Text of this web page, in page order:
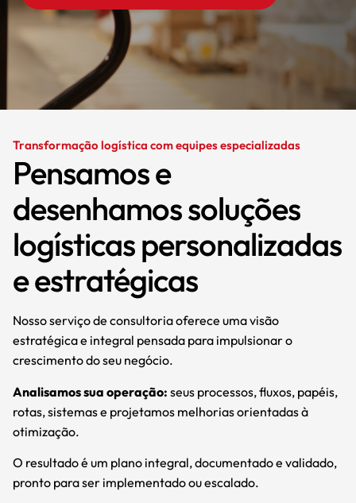
Transformação logística com equipes especializadas
Pensamos e
desenhamos soluções
logísticas personalizadas
e estratégicas
Nosso serviço de consultoria oferece uma visão
estratégica e integral pensada para impulsionar o
crescimento do seu negócio.
Analisamos sua operação: seus processos, fluxos, papéis,
rotas, sistemas e projetamos melhorias orientadas à
otimização.
O resultado é um plano integral, documentado e validado,
pronto para ser implementado ou escalado.